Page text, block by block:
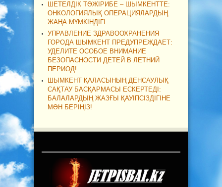
ШЕТЕЛДІК ТӘЖІРИБЕ – ШЫМКЕНТТЕ:
ОНКОЛОГИЯЛЫҚ ОПЕРАЦИЯЛАРДЫҢ
ЖАҢА МҮМКІНДІГІ
УПРАВЛЕНИЕ ЗДРАВООХРАНЕНИЯ
ГОРОДА ШЫМКЕНТ ПРЕДУПРЕЖДАЕТ:
УДЕЛИТЕ ОСОБОЕ ВНИМАНИЕ
БЕЗОПАСНОСТИ ДЕТЕЙ В ЛЕТНИЙ
ПЕРИОД!
ШЫМКЕНТ ҚАЛАСЫНЫҢ ДЕНСАУЛЫҚ
САҚТАУ БАСҚАРМАСЫ ЕСКЕРТЕДІ:
БАЛАЛАРДЫҢ ЖАЗҒЫ ҚАУІПСІЗДІГІНЕ
МӘН БЕРІҢІЗ!